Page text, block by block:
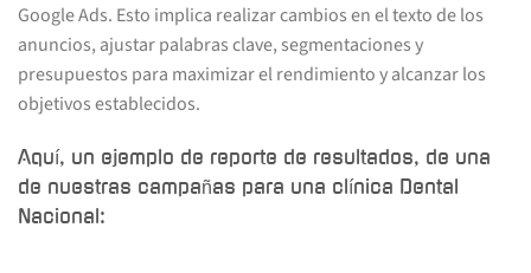
Google Ads. Esto implica realizar cambios en el texto de los
anuncios, ajustar palabras clave, segmentaciones y
presupuestos para maximizar el rendimiento y alcanzar los
objetivos establecidos.
Aquí, un ejemplo de reporte de resultados, de una
de nuestras campañas para una clínica Dental
Nacional: